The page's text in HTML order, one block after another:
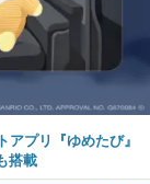
プリ『ゆめたび』
搭載